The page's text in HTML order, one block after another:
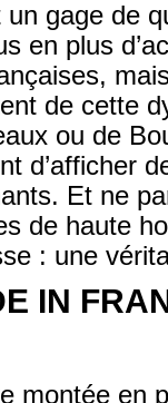
gage de
en plus
de cette
ou de
d’afficher
Et ne
de haute
: une
IN
montée en